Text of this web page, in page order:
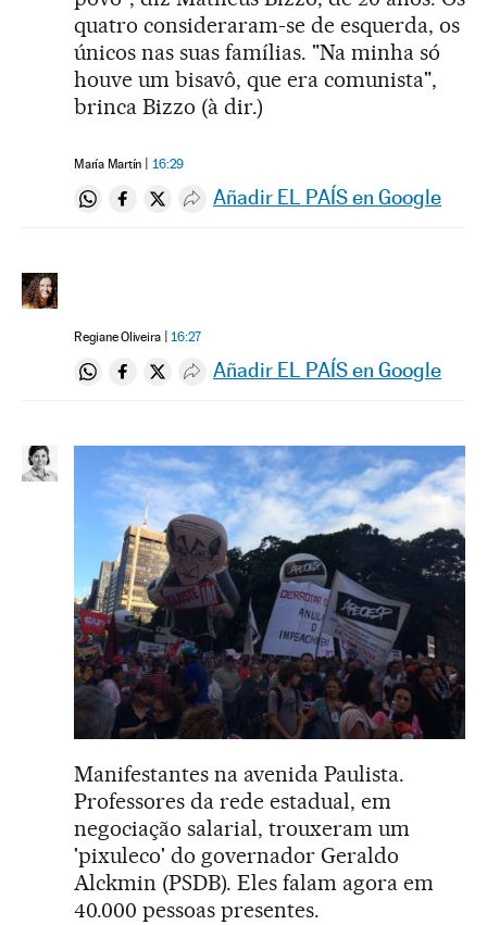
quatro consideraram-se de esquerda, os
únicos nas suas famílias. "Na minha só
houve um bisavô, que era comunista",
brinca Bizzo (à dir.)
María Martín 16:29
Compartir en Whatsapp
Compartir en Facebook
Compartir en Twitter
Desplegar Redes Sociales
Añadir EL PAÍS en Google
Regiane Oliveira 16:27
Compartir en Whatsapp
Compartir en Facebook
Compartir en Twitter
Desplegar Redes Sociales
Añadir EL PAÍS en Google
Manifestantes na avenida Paulista.
Professores da rede estadual, em
negociação salarial, trouxeram um
'pixuleco' do governador Geraldo
Alckmin (PSDB). Eles falam agora em
40.000 pessoas presentes.